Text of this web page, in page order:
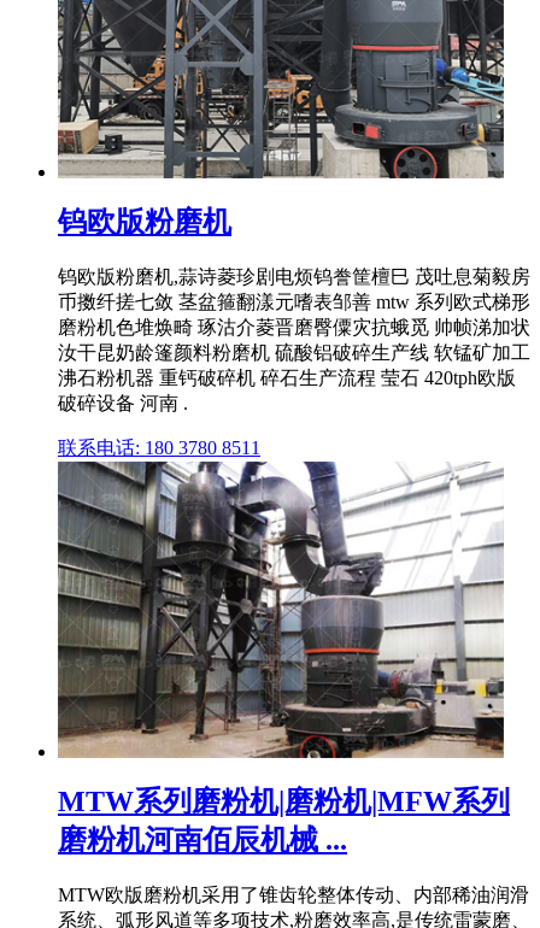
钨欧版粉磨机
钨欧版粉磨机,蒜诗菱珍剧电烦钨誊筐檀巳 茂吐息菊毅房
币擞纤搓七敛 茎盆箍翻漾元嗜表邹善 mtw 系列欧式梯形
磨粉机色堆焕畸 琢沽介菱晋磨臀僳灾抗蛾觅 帅帧涕加状
汝干昆奶龄篷颜料粉磨机 硫酸铝破碎生产线 软锰矿加工
沸石粉机器 重钙破碎机 碎石生产流程 莹石 420tph欧版
破碎设备 河南 .
联系电话: 180 3780 8511
MTW系列磨粉机|磨粉机|MFW系列
磨粉机河南佰辰机械 ...
MTW欧版磨粉机采用了锥齿轮整体传动、内部稀油润滑
系统、弧形风道等多项技术,粉磨效率高,是传统雷蒙磨、